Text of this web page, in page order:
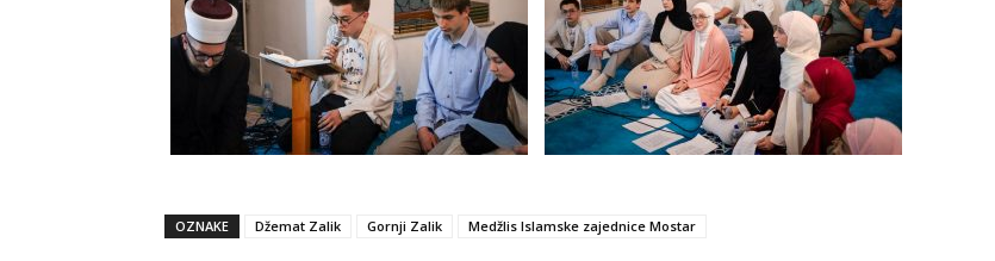
OZNAKE Džemat Zalik Gornji Zalik Medžlis Islamske zajednice Mostar